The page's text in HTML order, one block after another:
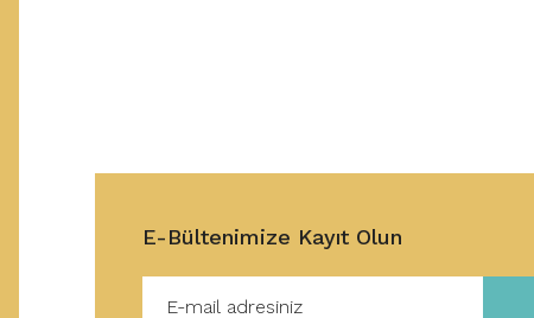
E-Bültenimize Kayıt Olun